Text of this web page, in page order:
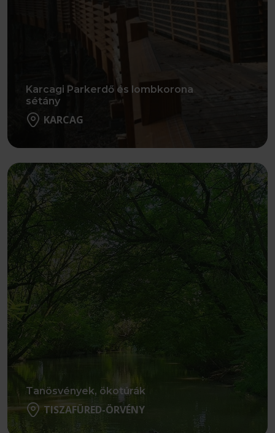
Karcagi Parkerdő és lombkorona
sétány
KARCAG
Tanösvények, ökotúrák
TISZAFÜRED-ÖRVÉNY